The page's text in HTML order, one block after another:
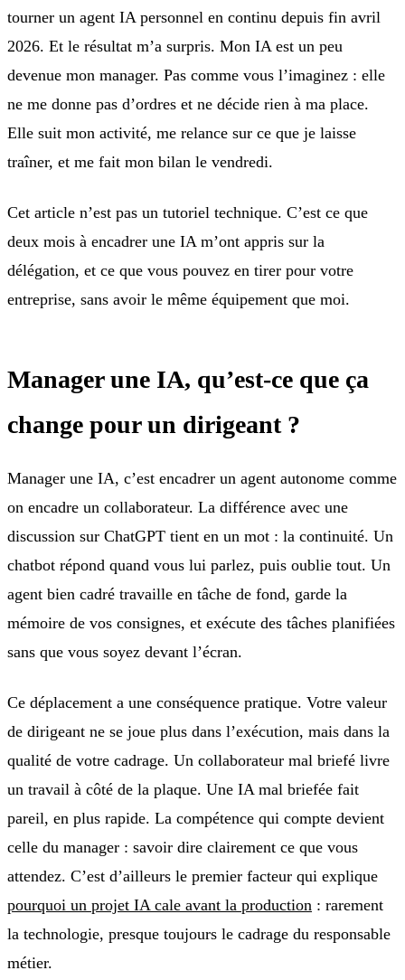
tourner un agent IA personnel en continu depuis fin avril
2026. Et le résultat m’a surpris. Mon IA est un peu
devenue mon manager. Pas comme vous l’imaginez : elle
ne me donne pas d’ordres et ne décide rien à ma place.
Elle suit mon activité, me relance sur ce que je laisse
traîner, et me fait mon bilan le vendredi.
Cet article n’est pas un tutoriel technique. C’est ce que
deux mois à encadrer une IA m’ont appris sur la
délégation, et ce que vous pouvez en tirer pour votre
entreprise, sans avoir le même équipement que moi.
Manager une IA, qu’est-ce que ça
change pour un dirigeant ?
Manager une IA, c’est encadrer un agent autonome comme
on encadre un collaborateur. La différence avec une
discussion sur ChatGPT tient en un mot : la continuité. Un
chatbot répond quand vous lui parlez, puis oublie tout. Un
agent bien cadré travaille en tâche de fond, garde la
mémoire de vos consignes, et exécute des tâches planifiées
sans que vous soyez devant l’écran.
Ce déplacement a une conséquence pratique. Votre valeur
de dirigeant ne se joue plus dans l’exécution, mais dans la
qualité de votre cadrage. Un collaborateur mal briefé livre
un travail à côté de la plaque. Une IA mal briefée fait
pareil, en plus rapide. La compétence qui compte devient
celle du manager : savoir dire clairement ce que vous
attendez. C’est d’ailleurs le premier facteur qui explique
pourquoi un projet IA cale avant la production : rarement
la technologie, presque toujours le cadrage du responsable
métier.